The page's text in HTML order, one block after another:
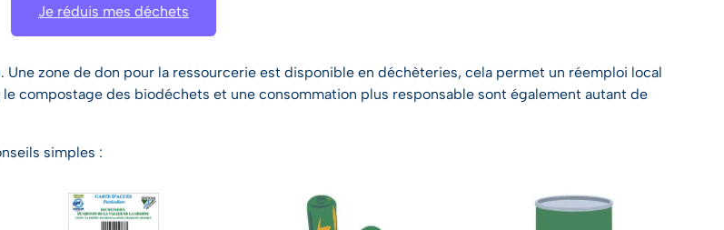
Je réduis mes déchets
zone de don pour la ressourcerie est disponible en déchèteries, cela permet un réemploi local
compostage des biodéchets et une consommation plus responsable sont également autant de
simples :